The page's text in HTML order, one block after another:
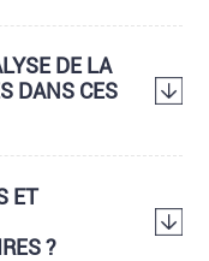
DE LA
DANS CES
ET
?